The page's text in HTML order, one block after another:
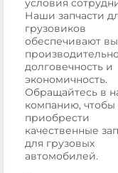
условия
Наши запчасти
грузовиков
обеспечивают
долговечность и
экономичность.
Обращайтесь в
компанию, чтобы
приобрести
качественные
для грузовых
автомобилей.